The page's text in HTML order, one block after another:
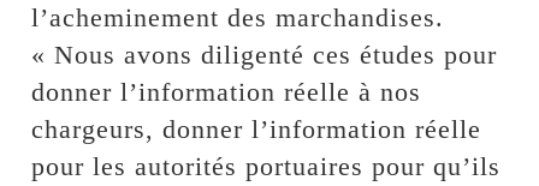
l’acheminement des marchandises.
« Nous avons diligenté ces études pour
donner l’information réelle à nos
chargeurs, donner l’information réelle
pour les autorités portuaires pour qu’ils